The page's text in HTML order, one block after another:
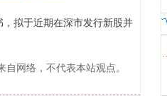
拟于近期在深市发行新股并
网络，不代表本站观点。